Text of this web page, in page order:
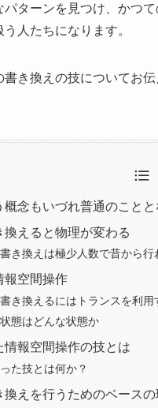
ターンを見つけ、かつ
人たちになります。
き換えの技についてお伝
概念もいづれ普通のことと
換えると物理が変わる
き換えは極少人数で昔から行
報空間操作
き換えるにはトランスを利用
態はどんな状態か
情報空間操作の技とは
た技とは何か？
換えを行うためのベース